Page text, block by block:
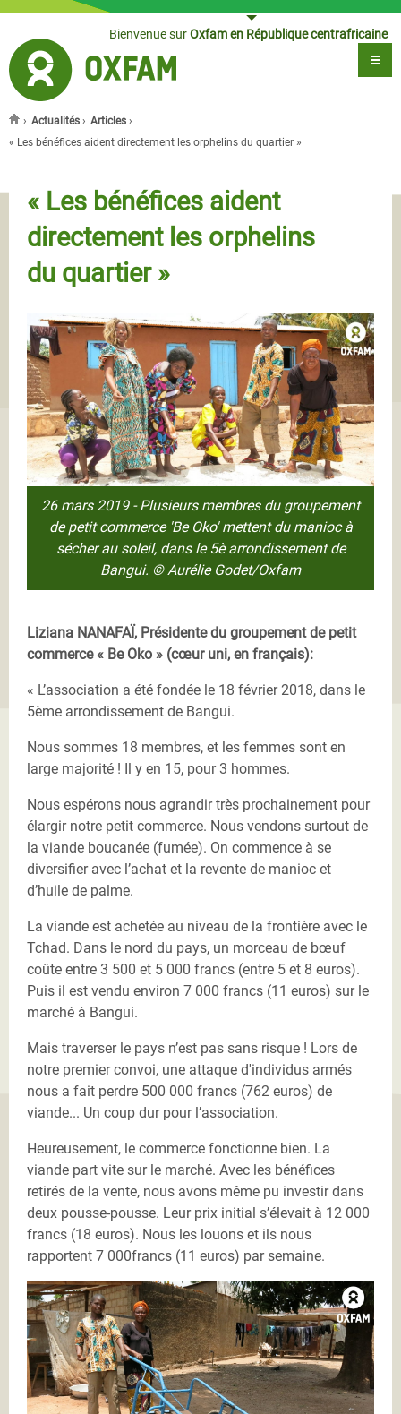
Jump to navigationBienvenue surOxfam en République centrafricaine
Vous êtes ici
› Actualités › Articles ›
« Les bénéfices aident directement les orphelins du quartier »
« Les bénéfices aident
directement les orphelins
du quartier »
26 mars 2019 - Plusieurs membres du groupement
de petit commerce 'Be Oko' mettent du manioc à
sécher au soleil, dans le 5è arrondissement de
Bangui. © Aurélie Godet/Oxfam
Liziana NANAFAÏ, Présidente du groupement de petit
commerce « Be Oko » (cœur uni, en français):
« L’association a été fondée le 18 février 2018, dans le
5ème arrondissement de Bangui.
Nous sommes 18 membres, et les femmes sont en
large majorité ! Il y en 15, pour 3 hommes.
Nous espérons nous agrandir très prochainement pour
élargir notre petit commerce. Nous vendons surtout de
la viande boucanée (fumée). On commence à se
diversifier avec l’achat et la revente de manioc et
d’huile de palme.
La viande est achetée au niveau de la frontière avec le
Tchad. Dans le nord du pays, un morceau de bœuf
coûte entre 3 500 et 5 000 francs (entre 5 et 8 euros).
Puis il est vendu environ 7 000 francs (11 euros) sur le
marché à Bangui.
Mais traverser le pays n’est pas sans risque ! Lors de
notre premier convoi, une attaque d'individus armés
nous a fait perdre 500 000 francs (762 euros) de
viande... Un coup dur pour l’association.
Heureusement, le commerce fonctionne bien. La
viande part vite sur le marché. Avec les bénéfices
retirés de la vente, nous avons même pu investir dans
deux pousse-pousse. Leur prix initial s’élevait à 12 000
francs (18 euros). Nous les louons et ils nous
rapportent 7 000francs (11 euros) par semaine.
Be Oko 2.jpg